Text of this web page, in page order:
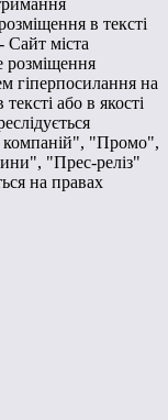
в тексті
Сайт міста
розміщення
гіперпосилання на
або в якості
"Промо",
"Прес-реліз"
на правах